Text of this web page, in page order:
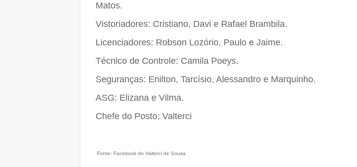
Matos.
Vistoriadores: Cristiano, Davi e Rafael Brambila.
Licenciadores: Robson Lozório, Paulo e Jaime.
Técnico de Controle: Camila Poeys.
Seguranças: Enilton, Tarcísio, Alessandro e Marquinho.
ASG: Elizana e Vilma.
Chefe do Posto: Valterci
Fonte: Facebook do Valterci de Sousa